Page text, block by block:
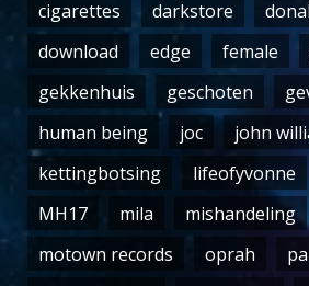
cigarettes
darkstore
download
edge female
gekkenhuis
geschoten
human being
joc
john
kettingbotsing
lifeofyvonne
MH17
mila
mishandeling
motown records
oprah